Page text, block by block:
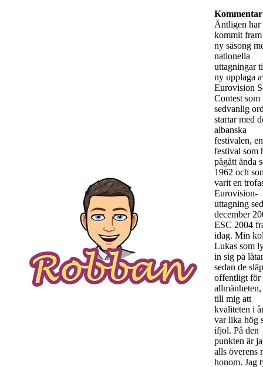
Äntligen har
kommit
ny säsong
nationella
uttagningar
ny upplaga
Eurovision
Contest som
sedvanlig
startar med
albanska
festivalen, en
festival som
pågått ända
1962 och
varit en
Eurovision-
uttagning
december
ESC 2004
idag. Min
Lukas som
in sig på
sedan de
offentligt för
allmänheten,
till mig att
kvaliteten i
var lika hög
ifjol. På den
punkten är
alls överens
honom. Jag